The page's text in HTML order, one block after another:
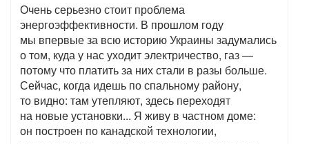
Очень серьезно стоит проблема
энергоэффективности. В прошлом году
мы впервые за всю историю Украины задумались
о том, куда у нас уходит электричество, газ —
потому что платить за них стали в разы больше.
Сейчас, когда идешь по спальному району,
то видно: там утепляют, здесь переходят
на новые установки... Я живу в частном доме:
он построен по канадской технологии,